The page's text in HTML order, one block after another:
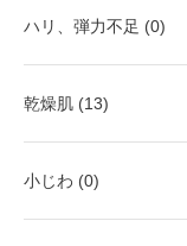
ハリ、弾力不足 (0)
乾燥肌 (13)
小じわ (0)